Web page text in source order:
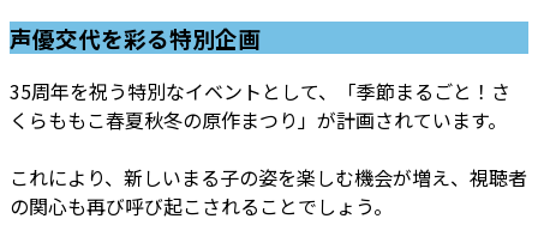
声優交代を彩る特別企画
35周年を祝う特別なイベントとして、「季節まるごと！さ
くらももこ春夏秋冬の原作まつり」が計画されています。
これにより、新しいまる子の姿を楽しむ機会が増え、視聴者
の関心も再び呼び起こされることでしょう。